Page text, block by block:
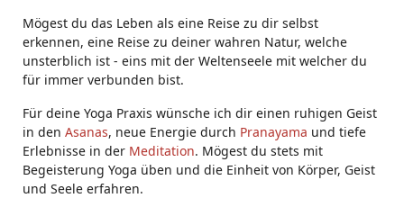
Mögest du das Leben als eine Reise zu dir selbst
erkennen, eine Reise zu deiner wahren Natur, welche
unsterblich ist - eins mit der Weltenseele mit welcher du
für immer verbunden bist.
Für deine Yoga Praxis wünsche ich dir einen ruhigen Geist
in den Asanas, neue Energie durch Pranayama und tiefe
Erlebnisse in der Meditation. Mögest du stets mit
Begeisterung Yoga üben und die Einheit von Körper, Geist
und Seele erfahren.